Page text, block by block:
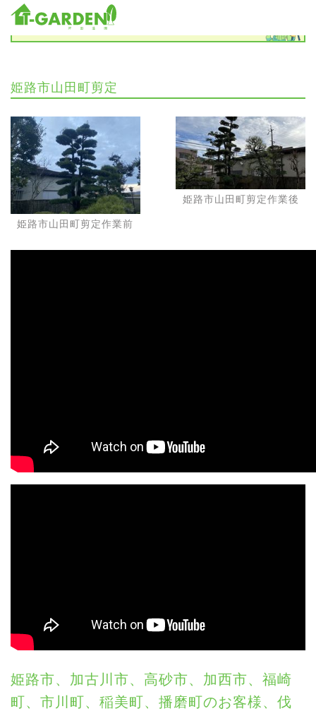
施工実績
姫路市山田町剪定
姫路市山田町剪定作業前
姫路市山田町剪定作業後
姫路市、加古川市、高砂市、加西市、福崎
町、市川町、稲美町、播磨町のお客様、伐